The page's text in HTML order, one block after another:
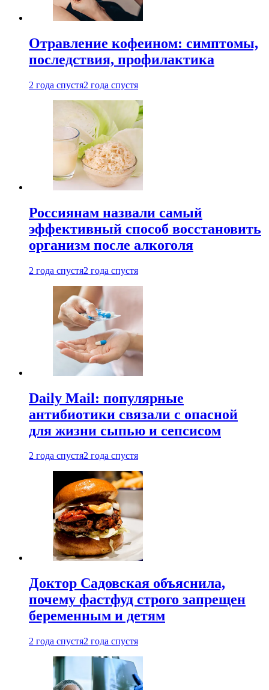
Отравление кофеином: симптомы,
последствия, профилактика
2 года спустя2 года спустя
Россиянам назвали самый
эффективный способ восстановить
организм после алкоголя
2 года спустя2 года спустя
Daily Mail: популярные
антибиотики связали с опасной
для жизни сыпью и сепсисом
2 года спустя2 года спустя
Доктор Садовская объяснила,
почему фастфуд строго запрещен
беременным и детям
2 года спустя2 года спустя